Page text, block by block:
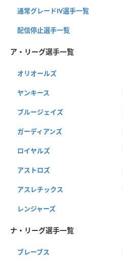
通常グレードⅣ選手一覧
配信停止選手一覧
ア・リーグ選手一覧
オリオールズ
ヤンキース
ブルージェイズ
ガーディアンズ
ロイヤルズ
アストロズ
アスレチックス
レンジャーズ
ナ・リーグ選手一覧
ブレーブス